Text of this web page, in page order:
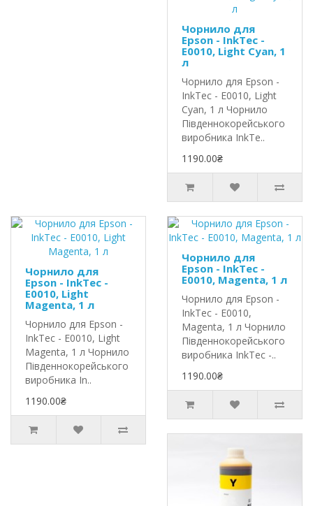
Чорнило для
Epson - InkTec -
E0010, Light Cyan, 1
л
Чорнило для Epson -
InkTec - E0010, Light
Cyan, 1 л Чорнило
Південнокорейського
виробника InkTe..
1190.00₴
Чорнило для
Epson - InkTec -
E0010, Light
Magenta, 1 л
Чорнило для Epson -
InkTec - E0010, Light
Magenta, 1 л Чорнило
Південнокорейського
виробника In..
1190.00₴
Чорнило для
Epson - InkTec -
E0010, Magenta, 1 л
Чорнило для Epson -
InkTec - E0010,
Magenta, 1 л Чорнило
Південнокорейського
виробника InkTec -..
1190.00₴